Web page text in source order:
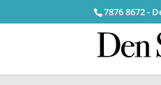
7876 8672 -